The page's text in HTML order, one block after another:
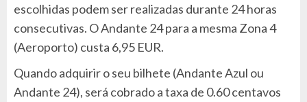
escolhidas podem ser realizadas durante 24 horas
consecutivas. O Andante 24 para a mesma Zona 4
(Aeroporto) custa 6,95 EUR.
Quando adquirir o seu bilhete (Andante Azul ou
Andante 24), será cobrado a taxa de 0.60 centavos